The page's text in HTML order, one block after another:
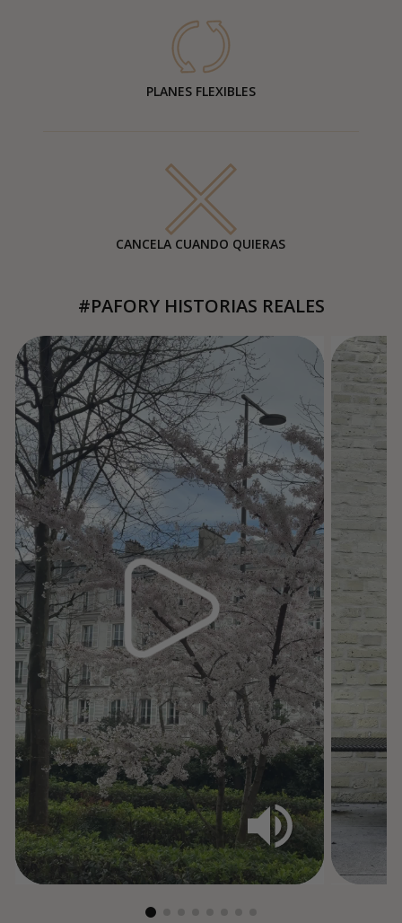
PLANES FLEXIBLES
CANCELA CUANDO QUIERAS
#PAFORY HISTORIAS REALES